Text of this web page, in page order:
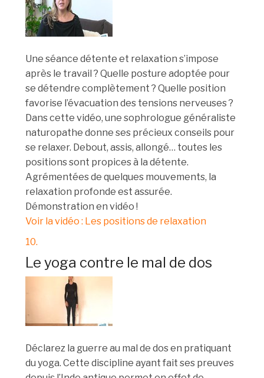
Une séance détente et relaxation s’impose
après le travail ? Quelle posture adoptée pour
se détendre complètement ? Quelle position
favorise l’évacuation des tensions nerveuses ?
Dans cette vidéo, une sophrologue généraliste
naturopathe donne ses précieux conseils pour
se relaxer. Debout, assis, allongé… toutes les
positions sont propices à la détente.
Agrémentées de quelques mouvements, la
relaxation profonde est assurée.
Démonstration en vidéo !
Voir la vidéo : Les positions de relaxation
10.
Le yoga contre le mal de dos
Déclarez la guerre au mal de dos en pratiquant
du yoga. Cette discipline ayant fait ses preuves